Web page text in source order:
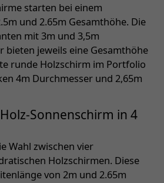
starten bei einem
und 2.65m Gesamthöhe. Die
mit 3m und 3,5m
bieten jeweils eine Gesamthöhe
runde Holzschirm im Portfolio
4m Durchmesser und 2,65m
Sonnenschirm in 4
Wahl zwischen vier
Holzschirmen. Diese
von 2m und 2.65m